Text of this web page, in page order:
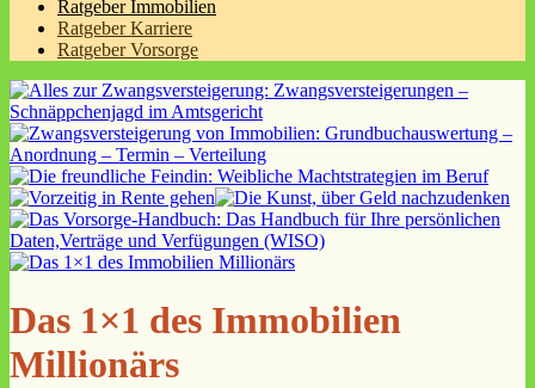
Ratgeber Immobilien
Ratgeber Karriere
Ratgeber Vorsorge
Das 1×1 des Immobilien
Millionärs